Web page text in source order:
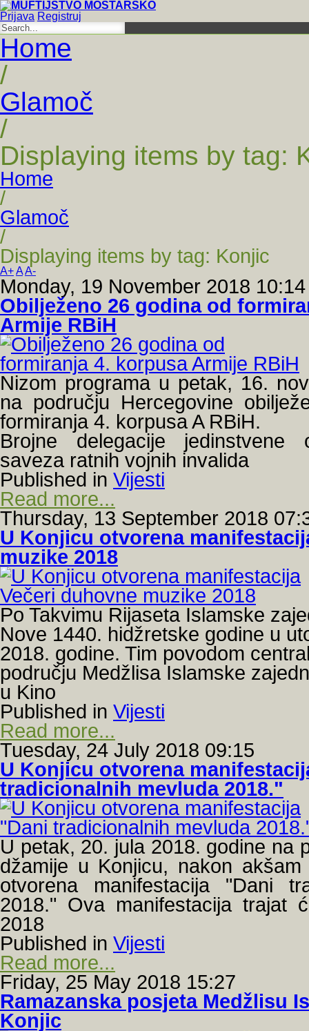
Prijava Registruj
Home
/
Glamoč
/
Displaying items by tag:
Home
/
Glamoč
/
Displaying items by tag: Konjic
A+AA-
Monday, 19 November 2018 10:14
Obilježeno 26 godina od
Armije RBiH
Nizom programa u petak, 16.
na području Hercegovine
formiranja 4. korpusa A RBiH.
Brojne delegacije jedinstvene
saveza ratnih vojnih invalida
Published in Vijesti
Read more...
Thursday, 13 September 2018
U Konjicu otvorena
muzike 2018
Po Takvimu Rijaseta Islamske
Nove 1440. hidžretske godine u
2018. godine. Tim povodom
području Medžlisa Islamske
u Kino
Published in Vijesti
Read more...
Tuesday, 24 July 2018 09:15
U Konjicu otvorena
tradicionalnih mevluda 2018."
U petak, 20. jula 2018. godine na
džamije u Konjicu, nakon
otvorena manifestacija "Dani
2018." Ova manifestacija trajat
2018
Published in Vijesti
Read more...
Friday, 25 May 2018 15:27
Ramazanska posjeta Medžlisu
Konjic